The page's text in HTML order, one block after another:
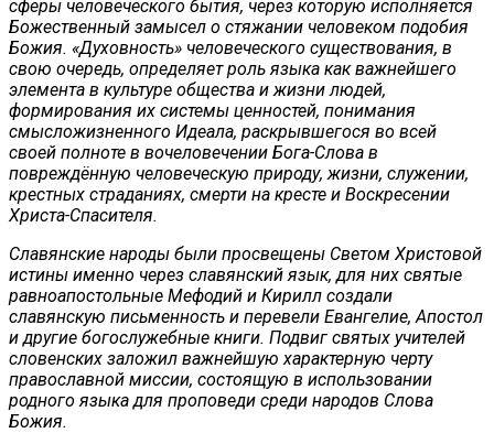
сферы человеческого бытия, через которую исполняется
Божественный замысел о стяжании человеком подобия
Божия. «Духовность» человеческого существования, в
свою очередь, определяет роль языка как важнейшего
элемента в культуре общества и жизни людей,
формирования их системы ценностей, понимания
смысложизненного Идеала, раскрывшегося во всей
своей полноте в вочеловечении Бога-Слова в
повреждённую человеческую природу, жизни, служении,
крестных страданиях, смерти на кресте и Воскресении
Христа-Спасителя.
Славянские народы были просвещены Светом Христовой
истины именно через славянский язык, для них святые
равноапостольные Мефодий и Кирилл создали
славянскую письменность и перевели Евангелие, Апостол
и другие богослужебные книги. Подвиг святых учителей
словенских заложил важнейшую характерную черту
православной миссии, состоящую в использовании
родного языка для проповеди среди народов Слова
Божия.